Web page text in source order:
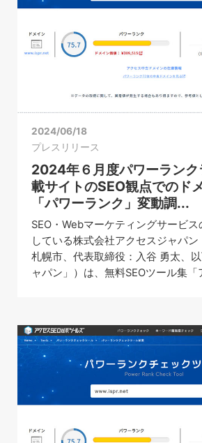
2024/06/18
プレスリリース
2024年６月度パワーランク
載サイトのSEO観点でのド
「パワーランク」変動調...
SEO・Webマーケティングサービ
している株式会社アクセスジャパ
札幌市、代表取締役：入谷 勇太、
ャパン」）は、無料SEOツール集「